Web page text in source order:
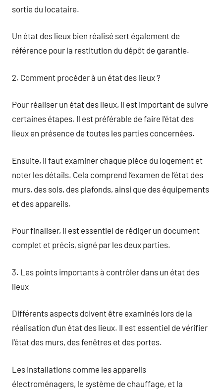
sortie du locataire.
Un état des lieux bien réalisé sert également de
référence pour la restitution du dépôt de garantie.
2. Comment procéder à un état des lieux ?
Pour réaliser un état des lieux, il est important de suivre
certaines étapes. Il est préférable de faire l’état des
lieux en présence de toutes les parties concernées.
Ensuite, il faut examiner chaque pièce du logement et
noter les détails. Cela comprend l’examen de l’état des
murs, des sols, des plafonds, ainsi que des équipements
et des appareils.
Pour finaliser, il est essentiel de rédiger un document
complet et précis, signé par les deux parties.
3. Les points importants à contrôler dans un état des
lieux
Différents aspects doivent être examinés lors de la
réalisation d’un état des lieux. Il est essentiel de vérifier
l’état des murs, des fenêtres et des portes.
Les installations comme les appareils
électroménagers, le système de chauffage, et la